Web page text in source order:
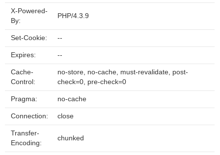
X-Powered-
By:
PHP/4.3.9
Set-Cookie: --
Expires: --
Cache-
Control:
no-store, no-cache, must-revalidate, post-
check=0, pre-check=0
Pragma: no-cache
Connection: close
Transfer-
Encoding:
chunked